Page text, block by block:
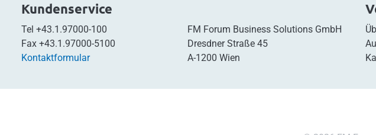
Kundenservice
Tel +43.1.97000-100
Fax +43.1.97000-5100
Kontaktformular
FM Forum Business Solutions GmbH
Dresdner Straße 45
A-1200 Wien